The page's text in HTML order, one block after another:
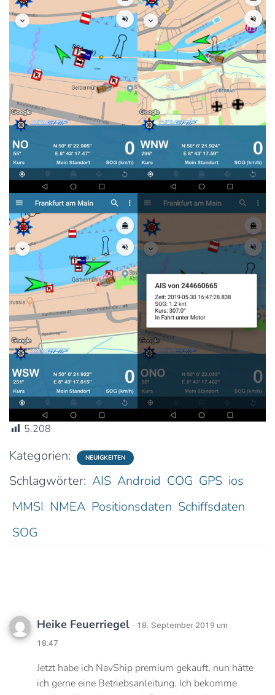
5.208
Kategorien: NEUIGKEITEN
Schlagwörter: AIS Android COG GPS ios
MMSI NMEA Positionsdaten Schiffsdaten
SOG
Heike Feuerriegel · 18. September 2019 um
18:47
Jetzt habe ich NavShip premium gekauft, nun hätte
ich gerne eine Betriebsanleitung. Ich bekomme